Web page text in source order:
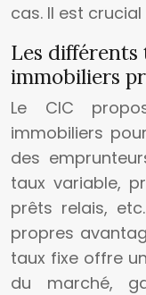
cas. Il est
Les différents
immobiliers
Le CIC
immobiliers
des
taux variable,
prêts relais,
propres
taux fixe offre
du marché,